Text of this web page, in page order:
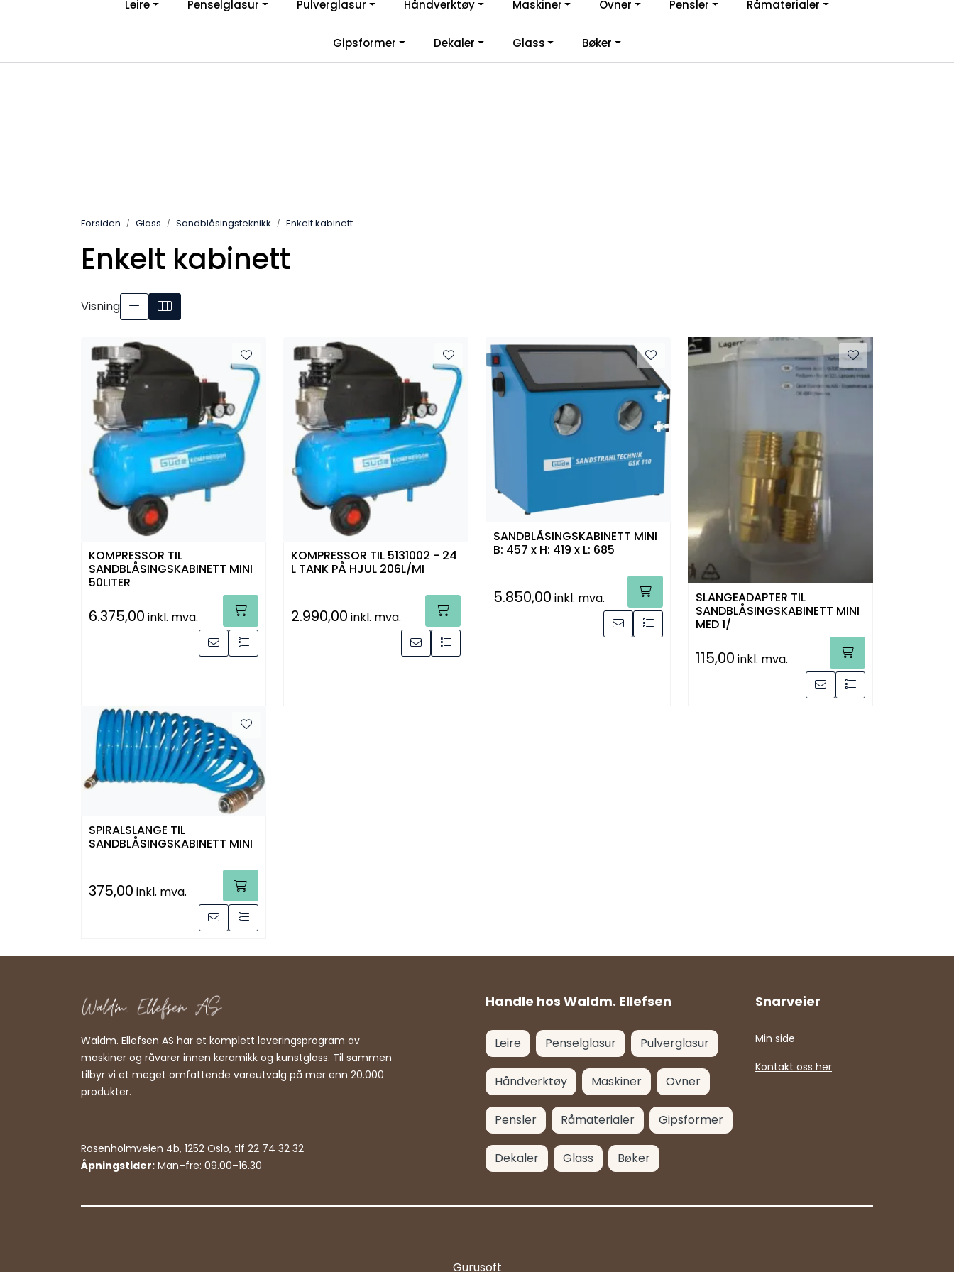
Velkommen til vår nye nettbutikk! Besøk Min side for mer informasjon
Leire Penselglasur Pulverglasur Håndverktøy Maskiner Ovner Pensler Råmaterialer
Gipsformer Dekaler Glass Bøker
Forsiden Glass Sandblåsingsteknikk Enkelt kabinett
Enkelt kabinett
Visning
KOMPRESSOR TIL
SANDBLÅSINGSKABINETT MINI
50LITER
6.375,00 inkl. mva.
KOMPRESSOR TIL 5131002 - 24
L TANK PÅ HJUL 206L/MI
2.990,00 inkl. mva.
SANDBLÅSINGSKABINETT MINI
B: 457 x H: 419 x L: 685
5.850,00 inkl. mva.
SLANGEADAPTER TIL
SANDBLÅSINGSKABINETT MINI
MED 1/
115,00 inkl. mva.
SPIRALSLANGE TIL
SANDBLÅSINGSKABINETT MINI
375,00 inkl. mva.
Handle hos Waldm. Ellefsen
Waldm. Ellefsen AS har et komplett leveringsprogram av
maskiner og råvarer innen keramikk og kunstglass. Til sammen
tilbyr vi et meget omfattende vareutvalg på mer enn 20.000
produkter.
Rosenholmveien 4b, 1252 Oslo, tlf 22 74 32 32
Åpningstider: Man–fre: 09.00–16.30
Leire Penselglasur Pulverglasur
Håndverktøy Maskiner Ovner
Pensler Råmaterialer Gipsformer
Dekaler Glass Bøker
Snarveier
Min side
Kontakt oss her
Gurusoft